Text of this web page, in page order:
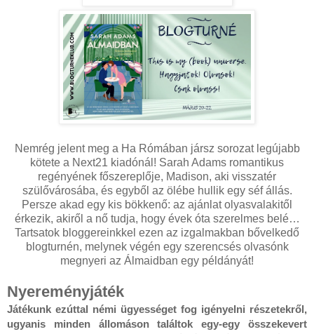
Nemrég jelent meg a Ha Rómában jársz sorozat legújabb
kötete a Next21 kiadónál! Sarah Adams romantikus
regényének főszereplője, Madison, aki visszatér
szülővárosába, és egyből az ölébe hullik egy séf állás.
Persze akad egy kis bökkenő: az ajánlat olyasvalakitől
érkezik, akiről a nő tudja, hogy évek óta szerelmes belé…
Tartsatok bloggereinkkel ezen az izgalmakban bővelkedő
blogturnén, melynek végén egy szerencsés olvasónk
megnyeri az Álmaidban egy példányát!
Nyereményjáték
Játékunk ezúttal némi ügyességet fog igényelni részetekről,
ugyanis minden állomáson találtok egy-egy összekevert